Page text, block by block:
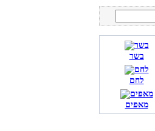
בשר
לחם
מאפים